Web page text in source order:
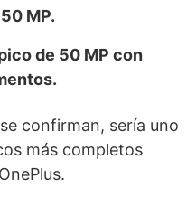
MP.
de 50 MP con
confirman, sería uno
más completos